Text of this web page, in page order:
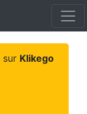
sur Klikego